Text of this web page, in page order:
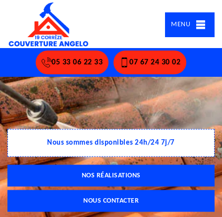
MENU
05 33 06 22 33 07 67 24 30 02
Nous sommes disponibles 24h/24 7j/7
NOS RÉALISATIONS
NOUS CONTACTER